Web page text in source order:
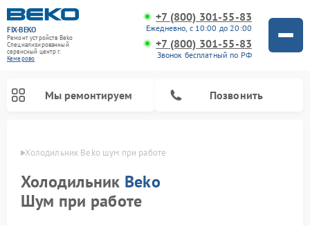
FIX-BEKO
Ремонт устройств Beko
Специализированный
cервисный центр г.
Кемерово
+7 (800) 301-55-83
Ежедневно, с 10:00 до 20:00
+7 (800) 301-55-83
Звонок бесплатный по РФ
Мы ремонтируем Позвонить
Холодильник Beko шум при работе
Холодильник Beko
Шум при работе